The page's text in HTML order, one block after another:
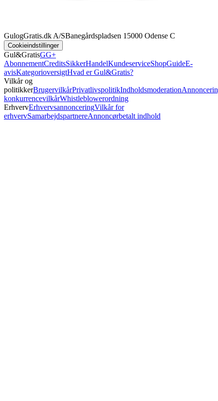
GulogGratis.dk A/SBanegårdspladsen 1 5000 Odense C
Cookieindstillinger
Gul&GratisGG+
AbonnementCreditsSikkerHandelKundeserviceShopGuideE-
avisKategorioversigtHvad er Gul&Gratis?
Vilkår og
politikkerBrugervilkårPrivatlivspolitikIndholdsmoderation
konkurrencevilkårWhistleblowerordning
ErhvervErhvervsannonceringVilkår for
erhvervSamarbejdspartnereAnnoncørbetalt indhold